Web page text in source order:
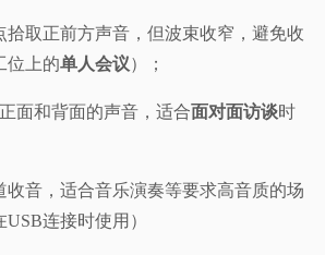
拾取正前方声音，但波束收窄，避免收
位上的单人会议）；
面和背面的声音，适合面对面访谈时
收音，适合音乐演奏等要求高音质的场
连接时使用）